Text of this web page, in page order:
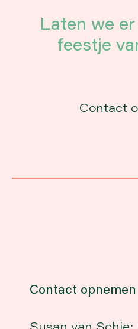
Laten we
feestje
Contact
Contact opnemen